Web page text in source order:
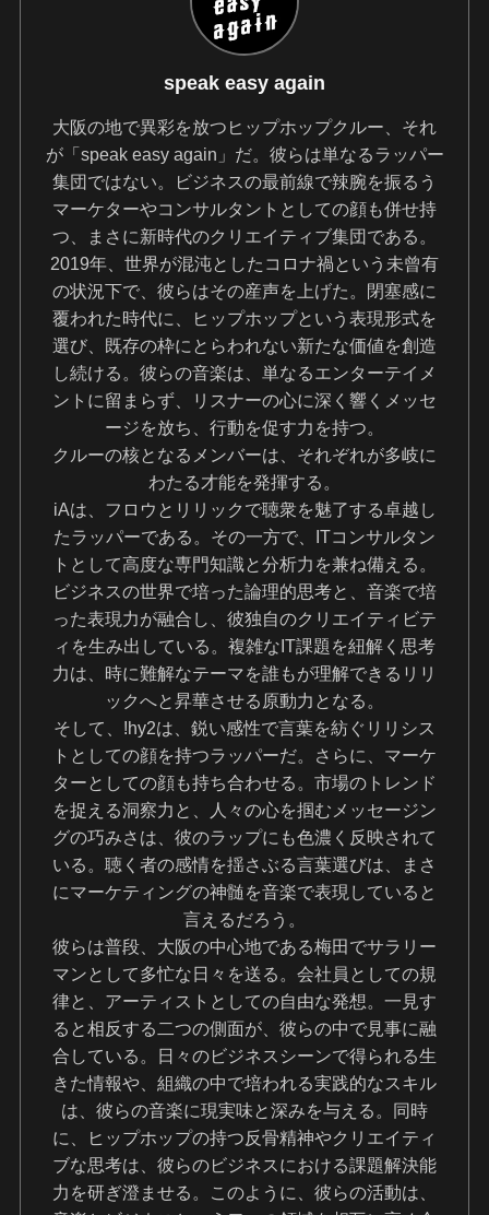
speak easy again
大阪の地で異彩を放つヒップホップクルー、それ
が「speak easy again」だ。彼らは単なるラッパー
集団ではない。ビジネスの最前線で辣腕を振るう
マーケターやコンサルタントとしての顔も併せ持
つ、まさに新時代のクリエイティブ集団である。
2019年、世界が混沌としたコロナ禍という未曾有
の状況下で、彼らはその産声を上げた。閉塞感に
覆われた時代に、ヒップホップという表現形式を
選び、既存の枠にとらわれない新たな価値を創造
し続ける。彼らの音楽は、単なるエンターテイメ
ントに留まらず、リスナーの心に深く響くメッセ
ージを放ち、行動を促す力を持つ。
クルーの核となるメンバーは、それぞれが多岐に
わたる才能を発揮する。
iAは、フロウとリリックで聴衆を魅了する卓越し
たラッパーである。その一方で、ITコンサルタン
トとして高度な専門知識と分析力を兼ね備える。
ビジネスの世界で培った論理的思考と、音楽で培
った表現力が融合し、彼独自のクリエイティビテ
ィを生み出している。複雑なIT課題を紐解く思考
力は、時に難解なテーマを誰もが理解できるリリ
ックへと昇華させる原動力となる。
そして、!hy2は、鋭い感性で言葉を紡ぐリリシス
トとしての顔を持つラッパーだ。さらに、マーケ
ターとしての顔も持ち合わせる。市場のトレンド
を捉える洞察力と、人々の心を掴むメッセージン
グの巧みさは、彼のラップにも色濃く反映されて
いる。聴く者の感情を揺さぶる言葉選びは、まさ
にマーケティングの神髄を音楽で表現していると
言えるだろう。
彼らは普段、大阪の中心地である梅田でサラリー
マンとして多忙な日々を送る。会社員としての規
律と、アーティストとしての自由な発想。一見す
ると相反する二つの側面が、彼らの中で見事に融
合している。日々のビジネスシーンで得られる生
きた情報や、組織の中で培われる実践的なスキル
は、彼らの音楽に現実味と深みを与える。同時
に、ヒップホップの持つ反骨精神やクリエイティ
ブな思考は、彼らのビジネスにおける課題解決能
力を研ぎ澄ませる。このように、彼らの活動は、